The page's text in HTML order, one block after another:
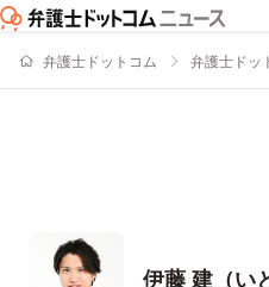
弁護士ドットコム 弁護士ドッ
伊藤 建（い